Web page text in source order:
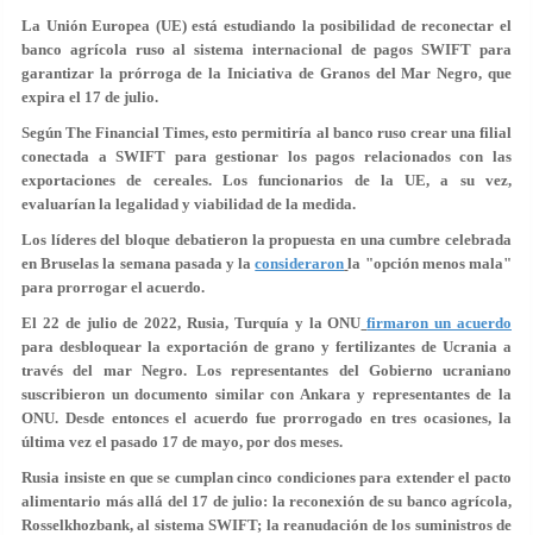
La Unión Europea (UE) está estudiando la posibilidad de reconectar el
banco agrícola ruso al sistema internacional de pagos SWIFT para
garantizar la prórroga de la Iniciativa de Granos del Mar Negro, que
expira el 17 de julio.
Según The Financial Times, esto permitiría al banco ruso crear una filial
conectada a SWIFT para gestionar los pagos relacionados con las
exportaciones de cereales. Los funcionarios de la UE, a su vez,
evaluarían la legalidad y viabilidad de la medida.
Los líderes del bloque debatieron la propuesta en una cumbre celebrada
en Bruselas la semana pasada y laconsideraron la "opción menos mala"
para prorrogar el acuerdo.
El 22 de julio de 2022, Rusia, Turquía y la ONU firmaron un acuerdo
para desbloquear la exportación de grano y fertilizantes de Ucrania a
través del mar Negro. Los representantes del Gobierno ucraniano
suscribieron un documento similar con Ankara y representantes de la
ONU. Desde entonces el acuerdo fue prorrogado en tres ocasiones, la
última vez el pasado 17 de mayo, por dos meses.
Rusia insiste en que se cumplan cinco condiciones para extender el pacto
alimentario más allá del 17 de julio: la reconexión de su banco agrícola,
Rosselkhozbank, al sistema SWIFT; la reanudación de los suministros de